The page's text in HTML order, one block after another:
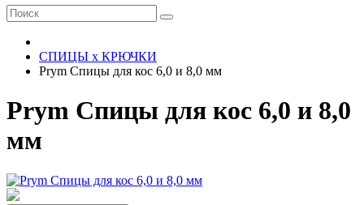
СПИЦЫ х КРЮЧКИ
Prym Спицы для кос 6,0 и 8,0 мм
Prym Спицы для кос 6,0 и 8,0
мм